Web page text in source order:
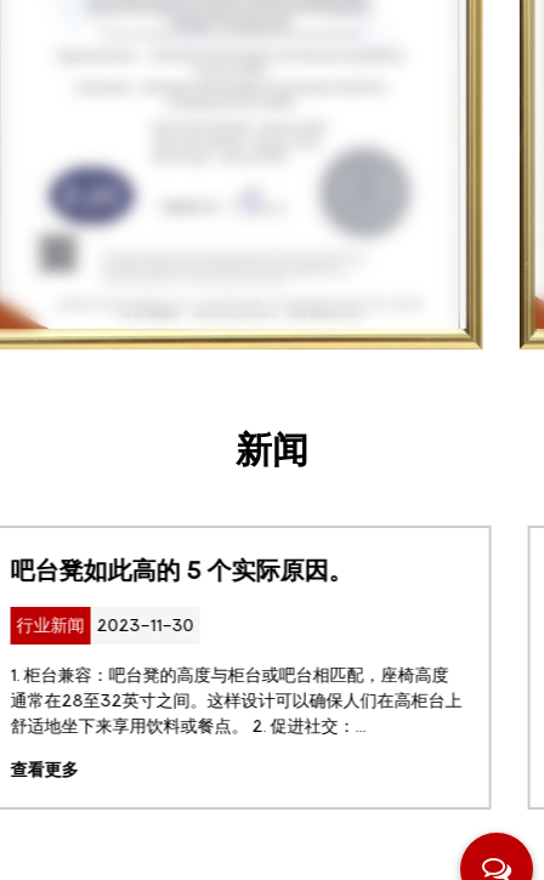
新闻
如何选择适合自己的花园桌？
行业新闻
如果您想美化您的户外空间并为放松或招待客人创造一个
适且实用的休息区，那么花园桌是必备的。 户外家具的附
功能和风格能为您的露台或后院带来更多好处，并使您在